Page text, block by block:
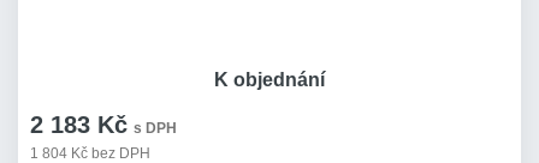
2 183 Kč s DPH
1 804 Kč bez DPH
K objednání